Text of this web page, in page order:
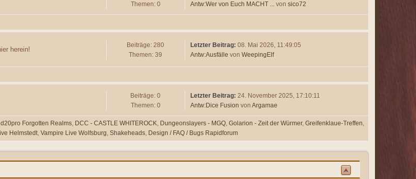
Themen: 0
Antw:Wer von Euch MACHT ...von sico72
herein!
Beiträge: 280
Themen: 39
Letzter Beitrag: 08. Mai 2026, 11:49:05
Antw:Ausfälle von WeepingElf
Beiträge: 0
Themen: 0
Letzter Beitrag: 24. November 2025, 17:10:11
Antw:Dice Fusion von Argamae
d20pro Forgotten Realms DCC - CASTLE WHITEROCK Dungeonslayers - MGQ Golarion - Zeit der Würmer Greifenklaue-Treffen
Helmstedt Vampire Live Wolfsburg Shakeheads Design / FAQ / Bugs Rapidforum